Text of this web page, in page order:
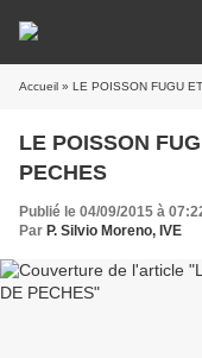
Accueil » LE POISSON FUGU
LE POISSON
PECHES
Publié le 04/09/2015 à
Par P. Silvio Moreno, IVE